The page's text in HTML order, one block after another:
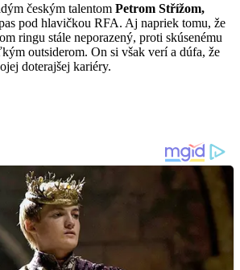
českým talentom Petrom Střížom,
pod hlavičkou RFA. Aj napriek tomu, že
ringu stále neporazený, proti skúsenému
outsiderom. On si však verí a dúfa, že
doterajšej kariéry.